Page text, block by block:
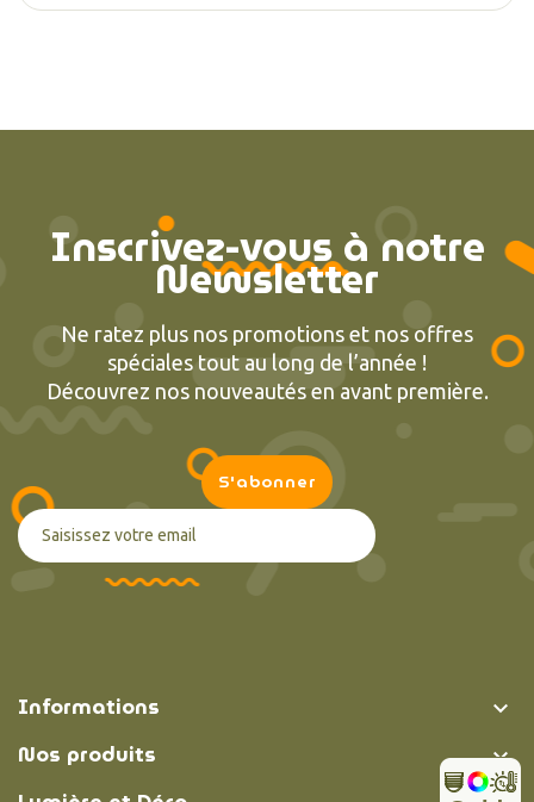
Inscrivez-vous à notre
Newsletter
Ne ratez plus nos promotions et nos offres
spéciales tout au long de l’année !
Découvrez nos nouveautés en avant première.
Informations 
Nos produits 